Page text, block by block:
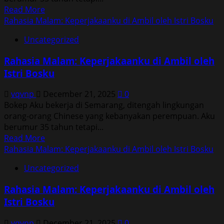
Read MoreRead
more
Rahasia
Keperjakaanku
di
oleh
Istri
Bosku
Rahasia Malam: Keperjakaanku di Ambil oleh Istri Bosku
Uncategorized
Rahasia Malam: Keperjakaanku di Ambil oleh
Istri Bosku
vqvnp December 21, 2025
0
Bokep Aku bekerja di Semarang, ditengah lingkungan
orang-orang Chinese yang kebanyakan perempuan. Aku
berumur 35 tahun tetapi...
Read MoreRead
more
Rahasia
Keperjakaanku
di
Rahasia Malam: Keperjakaanku di Ambil oleh Istri Bosku
Uncategorized
Rahasia Malam: Keperjakaanku di Ambil oleh
Istri Bosku